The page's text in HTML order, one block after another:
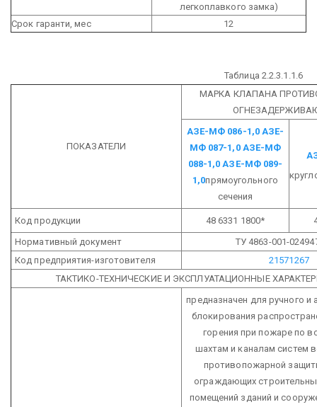
легкоплавкого замка)
Срок гаранти, мес
12
Таблица 2.2.3.1.1.6
ПОКАЗАТЕЛИ
МАРКА КЛАПАНА
АЗЕ-МФ 086-1,0АЗЕ-
МФ 087-1,0АЗЕ-МФ
088-1,0 АЗЕ-МФ 089-
1,0прямоугольного
сечения
Код продукции 48 6331 1800*
Нормативный документ
ТУ 4863-001-
Код предприятия-изготовителя
21571267
ТАКТИКО-ТЕХНИЧЕСКИЕ И ЭКСПЛУАТАЦИОННЫЕ
предназначен для ручного и
блокирования
горения при пожаре по
шахтам и каналам систем
противопожарной
ограждающих
помещений зданий и